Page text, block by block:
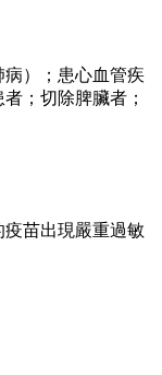
）；患心血管疾
；切除脾臟者；
苗出現嚴重過敏